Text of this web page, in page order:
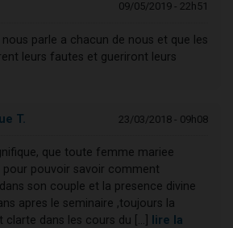
09/05/2019 - 22h51
nous parle a chacun de nous et que les
leurs fautes et gueriront leurs
T. 23/03/2018 - 09h08
que toute femme mariee
pouvoir savoir comment
son couple et la presence divine
apres le seminaire ,toujours la
dans les cours du [...]
lire la